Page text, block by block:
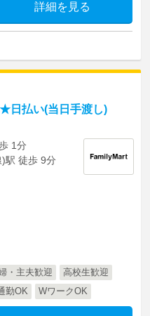
詳細を見る
日払い(当日手渡し)
1分
駅 徒歩 9分
・主夫歓迎
高校生歓迎
勤OK WワークOK